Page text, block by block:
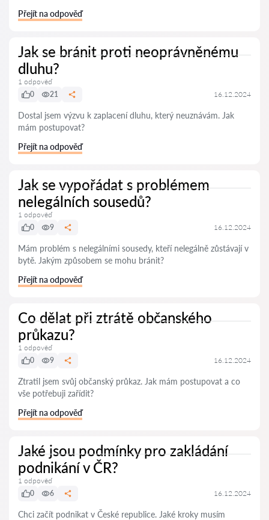
Přejít na odpověď
Jak se bránit proti neoprávněnému
dluhu?
1 odpověď
0
21 16.12.2024
Dostal jsem výzvu k zaplacení dluhu, který neuznávám. Jak
mám postupovat?
Přejít na odpověď
Jak se vypořádat s problémem
nelegálních sousedů?
1 odpověď
0
9 16.12.2024
Mám problém s nelegálními sousedy, kteří nelegálně zůstávají v
bytě. Jakým způsobem se mohu bránit?
Přejít na odpověď
Co dělat při ztrátě občanského
průkazu?
1 odpověď
0
9 16.12.2024
Ztratil jsem svůj občanský průkaz. Jak mám postupovat a co
vše potřebuji zařídit?
Přejít na odpověď
Jaké jsou podmínky pro zakládání
podnikání v ČR?
1 odpověď
0
6 16.12.2024
Chci začít podnikat v České republice. Jaké kroky musím